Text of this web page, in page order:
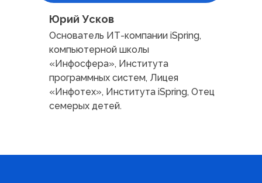
Юрий Усков
Основатель ИТ-компании iSpring,
компьютерной школы
«Инфосфера», Института
программных систем, Лицея
«Инфотех», Института iSpring, Отец
семерых детей.